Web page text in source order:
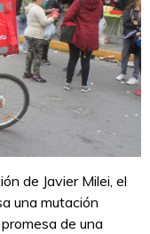
de Javier Milei, el
una mutación
de una